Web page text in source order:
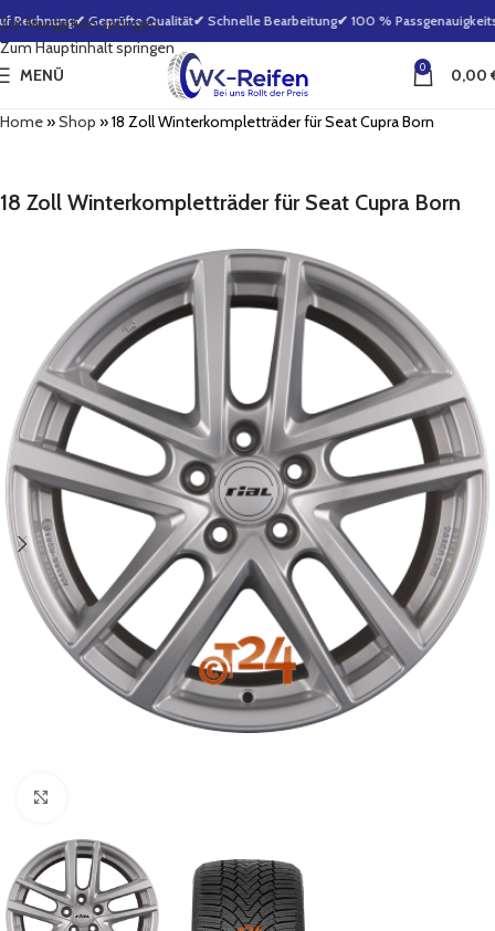
Zur Navigation springen
Zum Hauptinhalt springen
✔ Geprüfte Qualität✔ Schnelle Bearbeitung✔ 100 %
MENÜ 0 0,00
Home»Shop »18 Zoll Winterkompletträder für Seat Cupra Born
18 Zoll Winterkompletträder für Seat Cupra Born